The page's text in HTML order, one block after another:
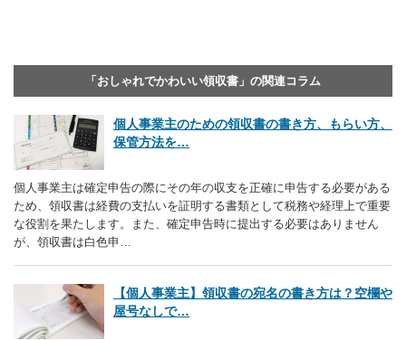
「おしゃれでかわいい領収書」の関連コラム
個人事業主のための領収書の書き方、もらい方、
保管方法を…
個人事業主は確定申告の際にその年の収支を正確に申告する必要がある
ため、領収書は経費の支払いを証明する書類として税務や経理上で重要
な役割を果たします。また、確定申告時に提出する必要はありません
が、領収書は白色申…
【個人事業主】領収書の宛名の書き方は？空欄や
屋号なしで…